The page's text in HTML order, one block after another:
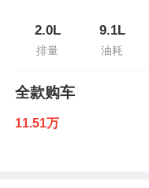
2.0L
排量
9.1L
油耗
全款购车
11.51万